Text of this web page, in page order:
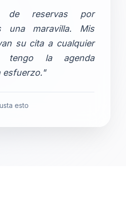
de reservas por
una maravilla. Mis
su cita a cualquier
la agenda
esfuerzo."
esto